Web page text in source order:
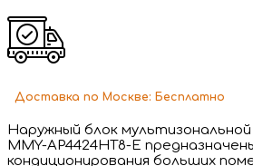
Доставка по Москве: Бесплатно
Наружный блок
MMY-AP4424HT8-E
кондиционирования больших